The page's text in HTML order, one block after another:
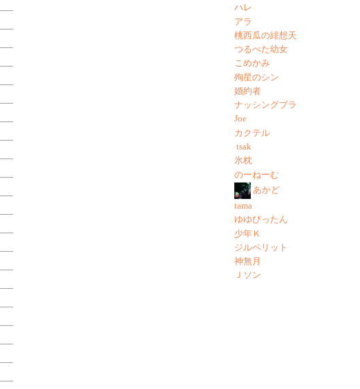
ハレ
アラ
桃西瓜の緋想天
つるぺた幼女
こめかみ
殉星のシン
婚約者
ナッシングブラ
Joe
カクテル
tsak
氷枕
のーねーむ
あかど
tama
ゆゆぴったん
少年Ｋ
ジルペリット
神無月
Ｊソン